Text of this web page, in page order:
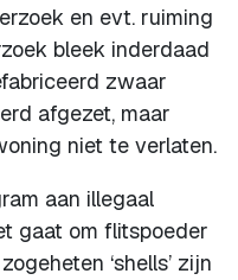
en evt. ruiming
bleek inderdaad
zwaar
afgezet, maar
niet te verlaten.
aan illegaal
gaat om flitspoeder
‘shells’ zijn